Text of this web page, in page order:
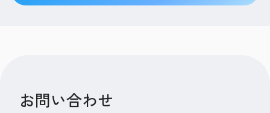
お問い合わせ